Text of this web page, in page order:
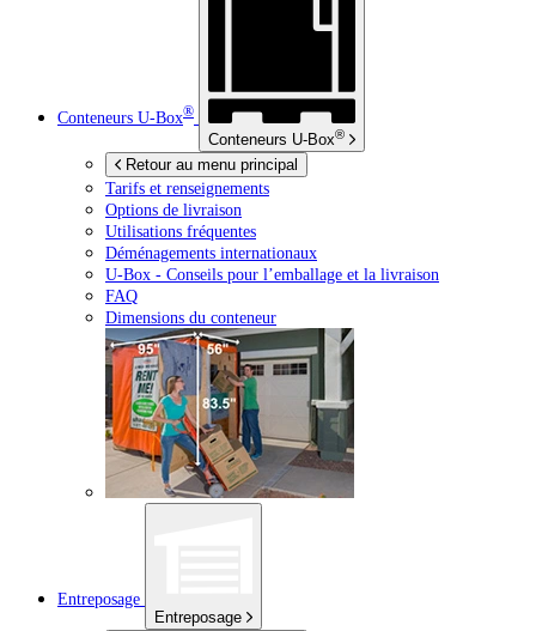
Conteneurs U-Box®
Conteneurs U-Box®
Retour au menu principal
Tarifs et renseignements
Options de livraison
Utilisations fréquentes
Déménagements internationaux
U-Box - Conseils pour l’emballage et la livraison
FAQ
Dimensions du conteneur
Entreposage
Entreposage